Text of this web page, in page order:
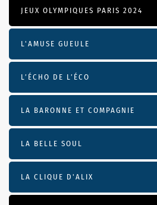
JEUX OLYMPIQUES PARIS 2024
L'AMUSE GUEULE
L’ÉCHO DE L’ÉCO
LA BARONNE ET COMPAGNIE
LA BELLE SOUL
LA CLIQUE D'ALIX